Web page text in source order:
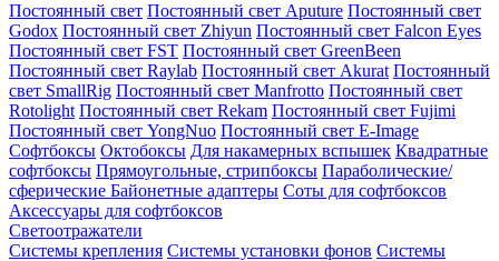
Постоянный свет Постоянный свет Aputure Постоянный свет
Godox Постоянный свет Zhiyun Постоянный свет Falcon Eyes
Постоянный свет FST Постоянный свет GreenBeen
Постоянный свет Raylab Постоянный свет Akurat Постоянный
свет SmallRig Постоянный свет Manfrotto Постоянный свет
Rotolight Постоянный свет Rekam Постоянный свет Fujimi
Постоянный свет YongNuo Постоянный свет E-Image
Софтбоксы Октобоксы Для накамерных вспышек Квадратные
софтбоксы Прямоугольные, стрипбоксы Параболические/
сферические Байонетныe адаптеры Соты для софтбоксов
Аксессуары для софтбоксов
Светоотражатели
Системы крепления Системы установки фонов Системы